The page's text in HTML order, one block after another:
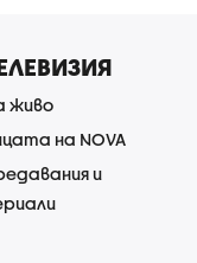
живо
на NOVA
и